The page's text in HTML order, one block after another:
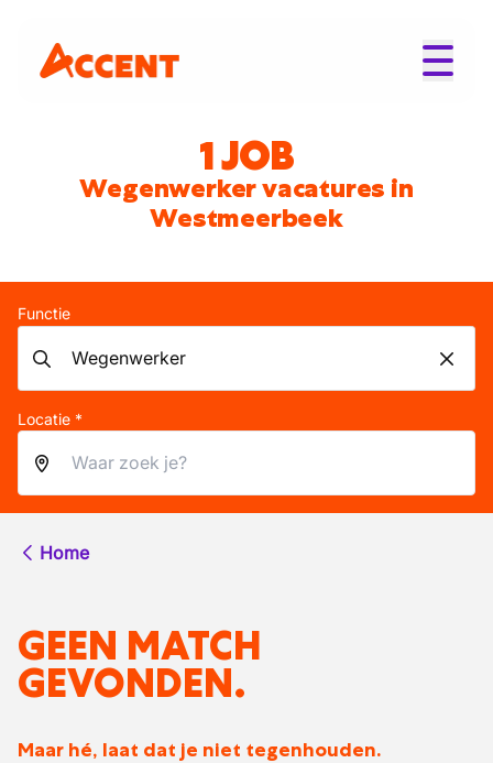
1 JOB
Wegenwerker vacatures in
Westmeerbeek
Functie
Locatie *
Home
GEEN MATCH
GEVONDEN.
Maar hé, laat dat je niet tegenhouden.